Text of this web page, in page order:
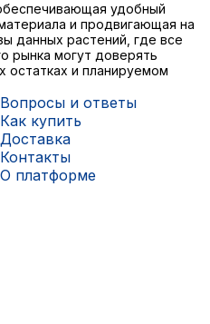
удобный
и продвигающая на
данных растений, где все
рынка могут доверять
остатках и планируемом
Вопросы и ответы
Как купить
Доставка
Контакты
О платформе